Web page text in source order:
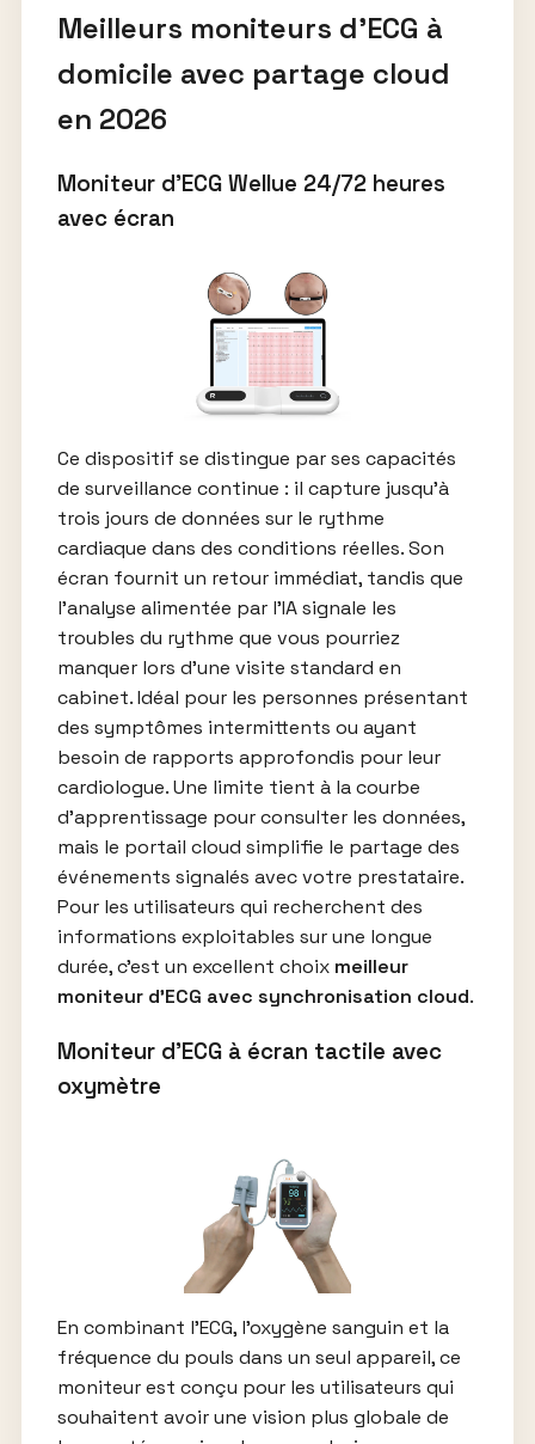
Meilleurs moniteurs d’ECG à
domicile avec partage cloud
en 2026
Moniteur d’ECG Wellue 24/72 heures
avec écran
Ce dispositif se distingue par ses capacités
de surveillance continue : il capture jusqu’à
trois jours de données sur le rythme
cardiaque dans des conditions réelles. Son
écran fournit un retour immédiat, tandis que
l’analyse alimentée par l’IA signale les
troubles du rythme que vous pourriez
manquer lors d’une visite standard en
cabinet. Idéal pour les personnes présentant
des symptômes intermittents ou ayant
besoin de rapports approfondis pour leur
cardiologue. Une limite tient à la courbe
d’apprentissage pour consulter les données,
mais le portail cloud simplifie le partage des
événements signalés avec votre prestataire.
Pour les utilisateurs qui recherchent des
informations exploitables sur une longue
durée, c’est un excellent choix meilleur
moniteur d’ECG avec synchronisation cloud.
Moniteur d’ECG à écran tactile avec
oxymètre
En combinant l’ECG, l’oxygène sanguin et la
fréquence du pouls dans un seul appareil, ce
moniteur est conçu pour les utilisateurs qui
souhaitent avoir une vision plus globale de